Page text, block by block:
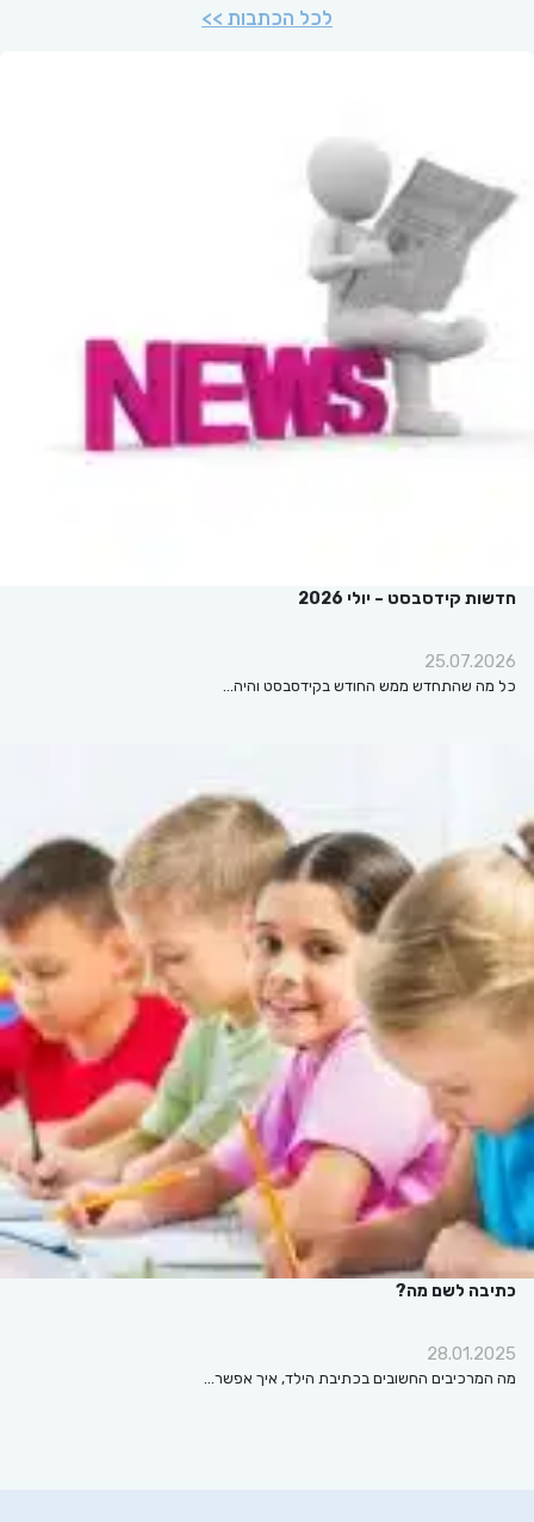
לכל הכתבות >>
חדשות קידסבסט – יולי 2026
25.07.2026
כל מה שהתחדש ממש החודש בקידסבסט והיה…
כתיבה לשם מה?
28.01.2025
מה המרכיבים החשובים בכתיבת הילד, איך אפשר…